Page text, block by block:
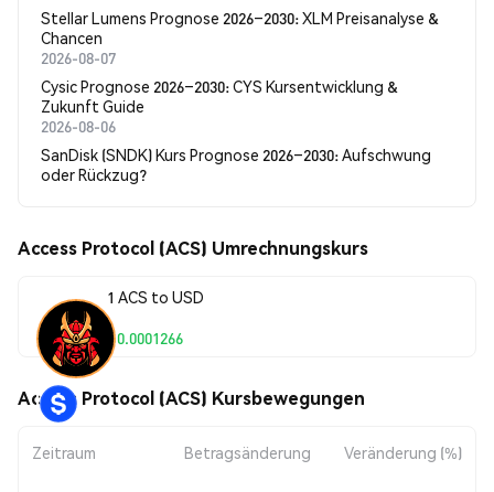
Stellar Lumens Prognose 2026–2030: XLM Preisanalyse &
Chancen
2026-08-07
Cysic Prognose 2026–2030: CYS Kursentwicklung &
Zukunft Guide
2026-08-06
SanDisk (SNDK) Kurs Prognose 2026–2030: Aufschwung
oder Rückzug?
Access Protocol (ACS) Umrechnungskurs
1 ACS to USD
$0.0001266
Access Protocol (ACS) Kursbewegungen
Zeitraum Betragsänderung Veränderung (%)